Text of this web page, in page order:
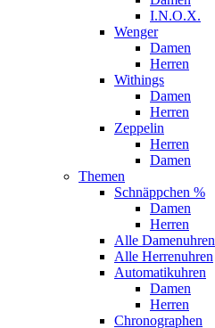
I.N.O.X.
Wenger
Damen
Herren
Withings
Damen
Herren
Zeppelin
Herren
Damen
Themen
Schnäppchen %
Damen
Herren
Alle Damenuhren
Alle Herrenuhren
Automatikuhren
Damen
Herren
Chronographen